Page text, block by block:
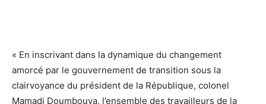
« En inscrivant dans la dynamique du changement
amorcé par le gouvernement de transition sous la
clairvoyance du président de la République, colonel
Mamadi Doumbouya, l’ensemble des travailleurs de la